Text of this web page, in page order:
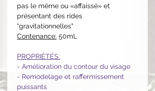
pas le même ou «affaissé» et
présentant des rides
"gravitationnelles"
Contenance: 50mL
PROPRIÉTÉS:
- Amélioration du contour du visage
- Remodelage et raffermissement
puissants